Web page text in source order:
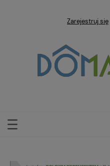
Zarejestruj się